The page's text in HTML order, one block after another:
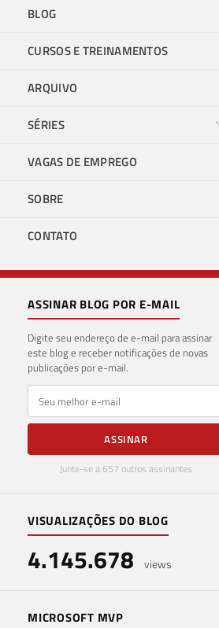
BLOG
CURSOS E TREINAMENTOS
ARQUIVO
SÉRIES
VAGAS DE EMPREGO
SOBRE
CONTATO
ASSINAR BLOG POR E-MAIL
Digite seu endereço de e-mail para assinar
este blog e receber notificações de novas
publicações por e-mail.
E-mail
ASSINAR
Junte-se a 657 outros assinantes
VISUALIZAÇÕES DO BLOG
4.145.678 views
MICROSOFT MVP